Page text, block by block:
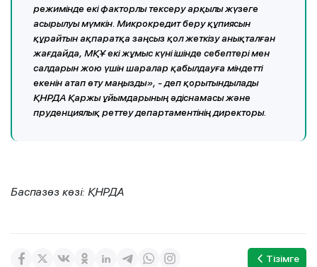
режимінде екі факторлы тексеру арқылы жүзеге
асырылуы мүмкін. Микрокредит беру құпиясын
құрайтын ақпаратқа заңсыз қол жеткізу анықталған
жағдайда, МҚҰ екі жұмыс күні ішінде себептері мен
салдарын жою үшін шаралар қабылдауға міндетті
екенін атап өту маңызды», - деп қорытындылады
ҚНРДА Қаржы ұйымдарының әдіснамасы және
пруденциялық реттеу департаментінің директоры.
Баспазөз көзі: ҚНРДА
Тізімге